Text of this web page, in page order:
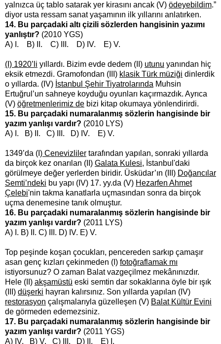
yalnızca üç tablo satarak yer kirasını ancak (V) ödeyebildim.”
diyor usta ressam sanat yaşamının ilk yıllarını anlatırken.
14. Bu parçadaki altı çizili sözlerden hangisinin yazımı
yanlıştır? (2010 YGS)
A) I. B) II. C) III. D) IV. E) V.
(I) 1920’li yıllardı. Bizim evde dedem (II) utunu yanından hiç
eksik etmezdi. Gramofondan (III) klasik Türk müziği dinlerdik
o yıllarda. (IV) İstanbul Şehir Tiyatrolarında Muhsin
Ertuğrul’un sahneye koyduğu oyunları kaçırmazdık. Ayrıca
(V) öğretmenlerimiz de bizi kitap okumaya yönlendirirdi.
15. Bu parçadaki numaralanmış sözlerin hangisinde bir
yazım yanlışı vardır? (2010 LYS)
A) I. B) II. C) III. D) IV. E) V.
1349’da (I) Cenevizliler tarafından yapılan, sonraki yıllarda
da birçok kez onarılan (II) Galata Kulesi, İstanbul'daki
görülmeye değer yerlerden biridir. Üsküdar’ın (III) Doğancılar
Semti’ndeki bu yapı (IV) 17. yy.da (V) Hezarfen Ahmet
Çelebi'nin takma kanatlarla uçmasından sonra da birçok
uçma denemesine tanık olmuştur.
16. Bu parçadaki numaralanmış sözlerin hangisinde bir
yazım yanlışı vardır? (2011 LYS)
A) I. B) II. C) III. D) IV. E) V.
Top peşinde koşan çocukları, pencereden sarkıp çamaşır
asan genç kızları çekinmeden (I) fotoğraflamak mı
istiyorsunuz? O zaman Balat vazgeçilmez mekânınızdır.
Hele (II) akşamüstü eski semtin dar sokaklarına öyle bir ışık
(III) düşerki hayran kalırsınız. Son yıllarda yapılan (IV)
restorasyon çalışmalarıyla güzelleşen (V) Balat Kültür Evini
de görmeden edemezsiniz.
17. Bu parçadaki numaralanmış sözlerin hangisinde bir
yazım yanlışı vardır? (2011 YGS)
A) IV. B) V. C) III. D) II. E) I.